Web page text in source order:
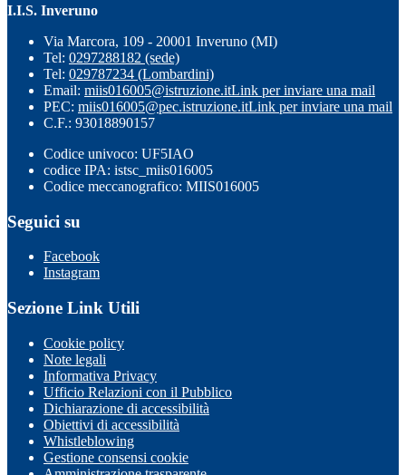
I.I.S. Inveruno
Via Marcora, 109 - 20001 Inveruno (MI)
Tel: 0297288182 (sede)
Tel: 029787234 (Lombardini)
Email: miis016005@istruzione.itLink per inviare una mail
PEC: miis016005@pec.istruzione.itLink per inviare una mail
C.F.: 93018890157
Codice univoco: UF5IAO
codice IPA: istsc_miis016005
Codice meccanografico: MIIS016005
Seguici su
Facebook
Instagram
Sezione Link Utili
Cookie policy
Note legali
Informativa Privacy
Ufficio Relazioni con il Pubblico
Dichiarazione di accessibilità
Obiettivi di accessibilità
Whistleblowing
Gestione consensi cookie